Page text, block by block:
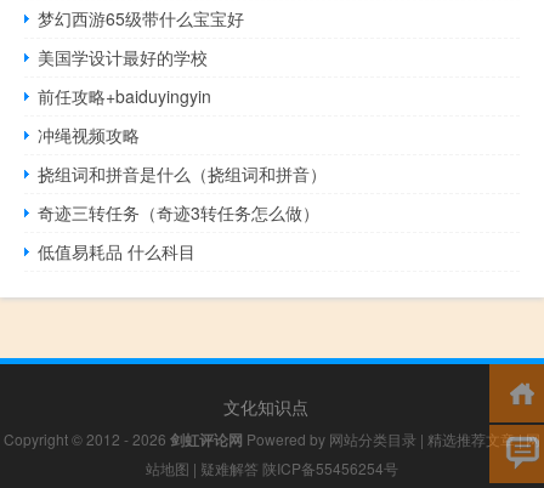
梦幻西游65级带什么宝宝好
美国学设计最好的学校
前任攻略+baiduyingyin
冲绳视频攻略
挠组词和拼音是什么（挠组词和拼音）
奇迹三转任务（奇迹3转任务怎么做）
低值易耗品 什么科目
文化知识点
Copyright © 2012 - 2026 剑虹评论网 Powered by 网站分类目录 | 精选推荐文章|网
站地图 | 疑难解答 陕ICP备55456254号